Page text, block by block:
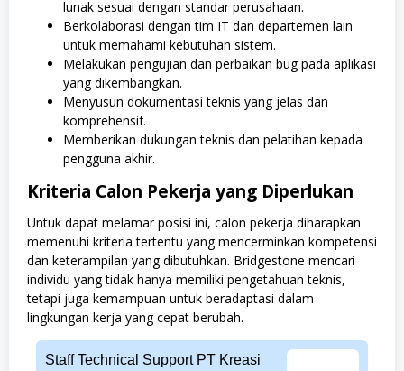
lunak sesuai dengan standar perusahaan.
Berkolaborasi dengan tim IT dan departemen lain
untuk memahami kebutuhan sistem.
Melakukan pengujian dan perbaikan bug pada aplikasi
yang dikembangkan.
Menyusun dokumentasi teknis yang jelas dan
komprehensif.
Memberikan dukungan teknis dan pelatihan kepada
pengguna akhir.
Kriteria Calon Pekerja yang Diperlukan
Untuk dapat melamar posisi ini, calon pekerja diharapkan
memenuhi kriteria tertentu yang mencerminkan kompetensi
dan keterampilan yang dibutuhkan. Bridgestone mencari
individu yang tidak hanya memiliki pengetahuan teknis,
tetapi juga kemampuan untuk beradaptasi dalam
lingkungan kerja yang cepat berubah.
Staff Technical Support PT Kreasi